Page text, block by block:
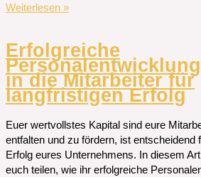
Weiterlesen »
Erfolgreiche
in die Mitarbeiter für
langfristigen Erfolg
Euer wertvollstes Kapital sind eure
entfalten und zu fördern, ist entscheidend
Erfolg eures Unternehmens. In diesem
euch teilen, wie ihr erfolgreiche